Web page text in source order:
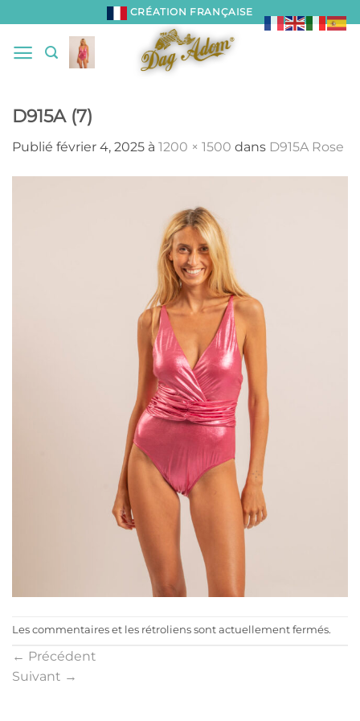
au
contenu
CRÉATION FRANÇAISE
D915A (7)
Publié février 4, 2025 à 1200 × 1500 dans D915A Rose
Les commentaires et les rétroliens sont actuellement fermés.
← Précédent
Suivant →